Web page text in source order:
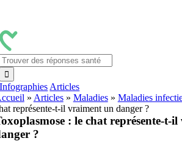
contenu
Infographies Articles
» Articles» Maladies» Maladies
représente-t-il vraiment un danger ?
: le chat représente-t-
?